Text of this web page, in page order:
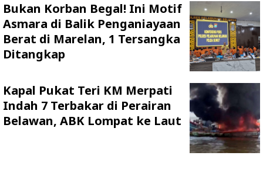
Bukan Korban Begal! Ini Motif
Asmara di Balik Penganiayaan
Berat di Marelan, 1 Tersangka
Ditangkap
Kapal Pukat Teri KM Merpati
Indah 7 Terbakar di Perairan
Belawan, ABK Lompat ke Laut